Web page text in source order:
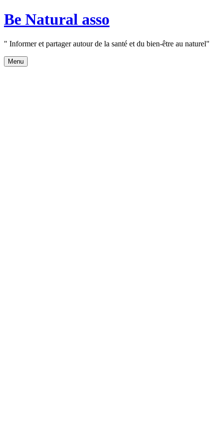
Aller
au
Be Natural asso
" Informer et partager autour de la santé et du bien-être au naturel"
Menu